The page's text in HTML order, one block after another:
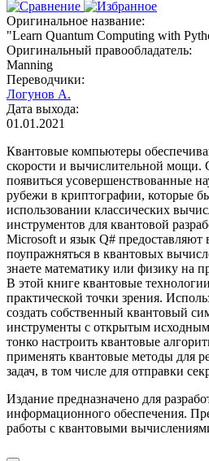
Оригинальное название:
"Learn Quantum Computing with
Оригинальный правообладатель:
Manning
Переводчики:
Логунов А.
Дата выхода:
01.01.2021
Квантовые компьютеры
скорости и вычислительной мощи.
появиться усовершенствованные
рубежи в криптографии, которые
использовании классических
инструментов для квантовой
Microsoft и язык Q# предоставляют
поупражняться в квантовых
знаете математику или физику на
В этой книге квантовые
практической точки зрения.
создать собственный квантовый
инструменты с открытым
тонко настроить квантовые
применять квантовые методы для
задач, в том числе для отправки
Издание предназначено для
информационного обеспечения.
работы с квантовыми